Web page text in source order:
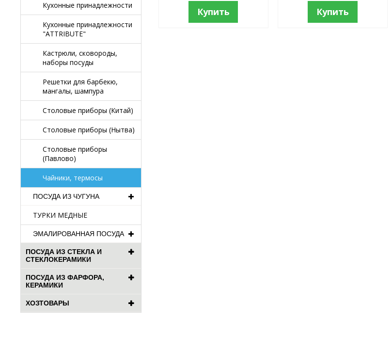
Кухонные принадлежности
Кухонные принадлежности
"ATTRIBUTE"
Кастрюли, сковороды,
наборы посуды
Решетки для барбекю,
мангалы, шампура
Столовые приборы (Китай)
Столовые приборы (Нытва)
Столовые приборы
(Павлово)
Чайники, термосы
ПОСУДА ИЗ ЧУГУНА
ТУРКИ МЕДНЫЕ
ЭМАЛИРОВАННАЯ ПОСУДА
ПОСУДА ИЗ СТЕКЛА И
СТЕКЛОКЕРАМИКИ
ПОСУДА ИЗ ФАРФОРА,
КЕРАМИКИ
ХОЗТОВАРЫ
Купить Купить